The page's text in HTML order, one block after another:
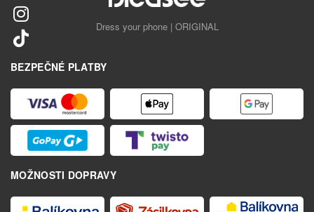
Dress your phone | ORIGINAL
BEZPEČNÉ PLATBY
MOŽNOSTI DOPRAVY